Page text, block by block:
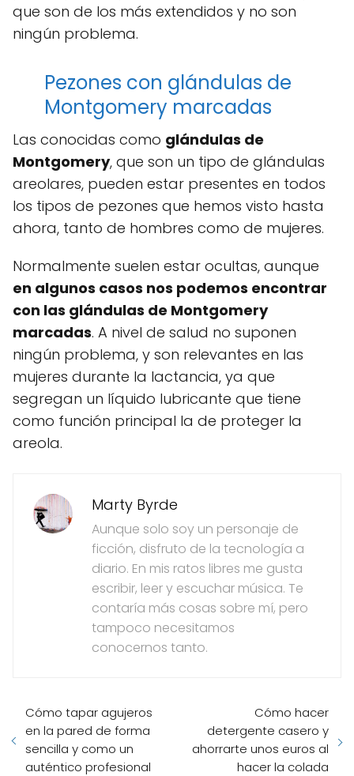
que son de los más extendidos y no son
ningún problema.
Pezones con glándulas de
Montgomery marcadas
Las conocidas como glándulas de
Montgomery, que son un tipo de glándulas
areolares, pueden estar presentes en todos
los tipos de pezones que hemos visto hasta
ahora, tanto de hombres como de mujeres.
Normalmente suelen estar ocultas, aunque
en algunos casos nos podemos encontrar
con las glándulas de Montgomery
marcadas. A nivel de salud no suponen
ningún problema, y son relevantes en las
mujeres durante la lactancia, ya que
segregan un líquido lubricante que tiene
como función principal la de proteger la
areola.
Marty Byrde
Aunque solo soy un personaje de
ficción, disfruto de la tecnología a
diario. En mis ratos libres me gusta
escribir, leer y escuchar música. Te
contaría más cosas sobre mí, pero
tampoco necesitamos
conocernos tanto.
Cómo tapar agujeros
en la pared de forma
sencilla y como un
auténtico profesional
Cómo hacer
detergente casero y
ahorrarte unos euros al
hacer la colada